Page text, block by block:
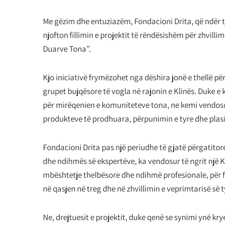
Me gëzim dhe entuziazëm, Fondacioni Drita, që
njofton fillimin e projektit të rëndësishëm për
Duarve Tona”.
Kjo iniciativë frymëzohet nga dëshira jonë e thellë
grupet bujqësore të vogla në rajonin e Klinës. Duke
për mirëqenien e komuniteteve tona, ne kemi
produkteve të prodhuara, përpunimin e tyre dhe
Fondacioni Drita pas një periudhe të gjatë
dhe ndihmës së ekspertëve, ka vendosur të ngrit
mbështetje thelbësore dhe ndihmë profesionale,
në qasjen në treg dhe në zhvillimin e veprimtarisë së
Ne, drejtuesit e projektit, duke qenë se synimi ynë